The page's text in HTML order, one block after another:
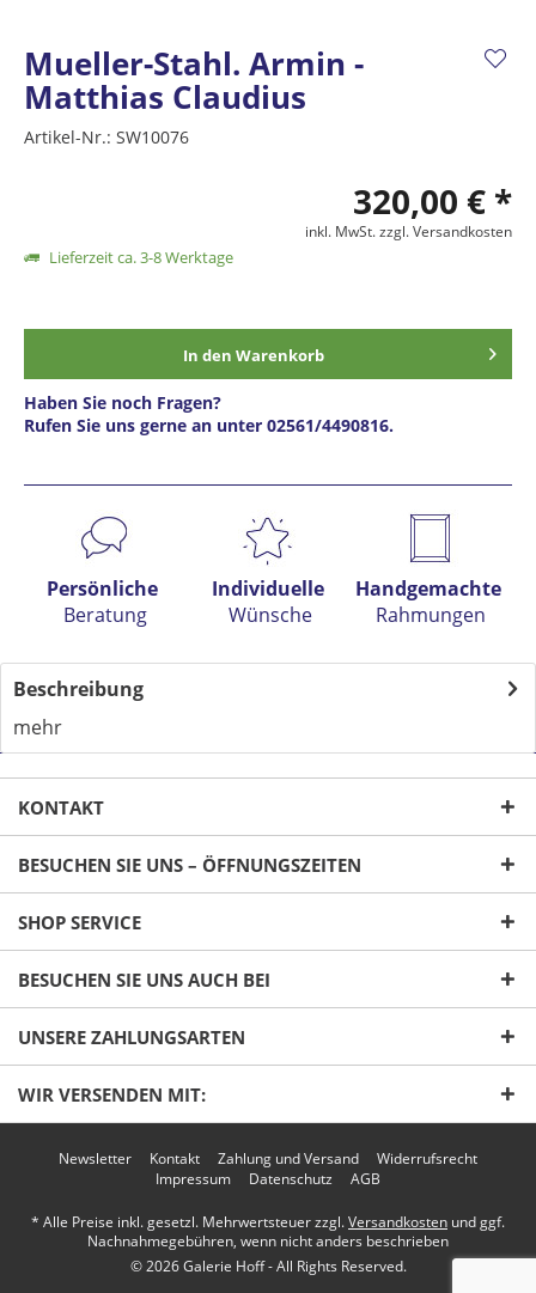
Mueller-Stahl. Armin -
Matthias Claudius
Artikel-Nr.: SW10076
320,00 € *
inkl. MwSt.zzgl. Versandkosten
Lieferzeit ca. 3-8 Werktage
In den Warenkorb
Haben Sie noch Fragen?
Rufen Sie uns gerne an unter 02561/4490816.
Preis anfragen
Ich habe dieDatenschutzerklärunggelesen,
verstanden und stimme zu. *
Senden
Persönliche
Beratung
Individuelle
Wünsche
Handgemachte
Rahmungen
Beschreibung
mehr
KONTAKT
BESUCHEN SIE UNS – ÖFFNUNGSZEITEN
SHOP SERVICE
BESUCHEN SIE UNS AUCH BEI
UNSERE ZAHLUNGSARTEN
WIR VERSENDEN MIT:
Newsletter Kontakt Zahlung und Versand
Widerrufsrecht
Impressum
Datenschutz AGB
* Alle Preise inkl. gesetzl. Mehrwertsteuer zzgl.Versandkosten und ggf.
Nachnahmegebühren, wenn nicht anders beschrieben
© 2026 Galerie Hoff - All Rights Reserved.